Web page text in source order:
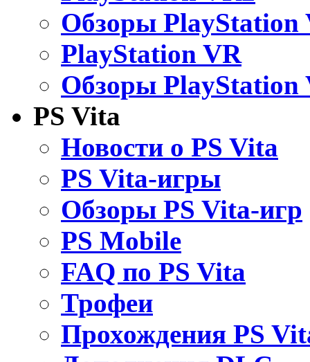
Обзоры PlayStation
PlayStation VR
Обзоры PlayStation
PS Vita
Новости о PS Vita
PS Vita-игры
Обзоры PS Vita-игр
PS Mobile
FAQ по PS Vita
Трофеи
Прохождения PS